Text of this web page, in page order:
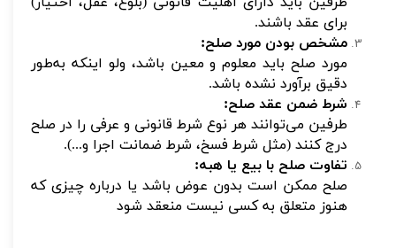
برای عقد باشند.
مشخص بودن مورد صلح:
مورد صلح باید معلوم و معین باشد، ولو اینکه به‌طور
دقیق برآورد نشده باشد.
شرط ضمن عقد صلح:
طرفین می‌توانند هر نوع شرط قانونی و عرفی را در صلح
درج کنند (مثل شرط فسخ، شرط ضمانت اجرا و...).
تفاوت صلح با بیع یا هبه:
صلح ممکن است بدون عوض باشد یا درباره چیزی که
هنوز متعلق به کسی نیست منعقد شود